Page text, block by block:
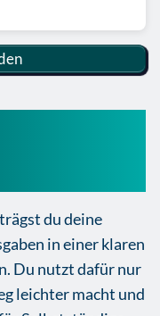
trägst du deine
in einer klaren
Du nutzt dafür nur
leichter macht und